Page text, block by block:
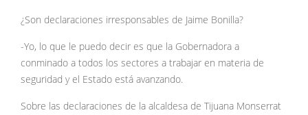
¿Son declaraciones irresponsables de Jaime Bonilla?
-Yo, lo que le puedo decir es que la Gobernadora a
conminado a todos los sectores a trabajar en materia de
seguridad y el Estado está avanzando.
Sobre las declaraciones de la alcaldesa de Tijuana Monserrat